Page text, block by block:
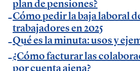
enEl Economista.
— Comunicado Billin y
Insider.
— Entrevista enEconomía
plan de pensiones?
Cómo pedir la baja laboral
trabajadores en 2025
Qué es la minuta: usos y
¿Cómo facturar las
por cuenta ajena?